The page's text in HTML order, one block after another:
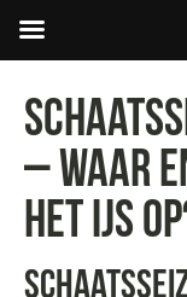
– Waar
het ijs